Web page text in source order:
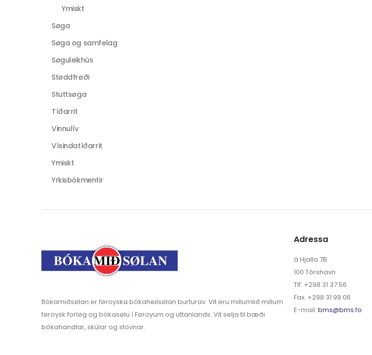
Ymiskt
Søga
Søga og samfelag
Søguleikhús
Støddfrøði
Stuttsøga
Tíðarrit
Vinnulív
Vísindatíðarrit
Ymiskt
Yrkisbókmentir
Bókamiðsølan er føroyska bókaheilsølan burturav. Vit eru millumlið millum
føroysk forløg og bókasølu í Føroyum og uttanlands. Vit selja til bæði
bókahandlar, skúlar og stovnar.
Adressa
á Hjalla 7B
100 Tórshavn
Tlf. +298 31 37 56
Fax. +298 31 99 06
E-mail: bms@bms.fo